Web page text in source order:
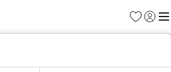
Favoritos
Iniciar